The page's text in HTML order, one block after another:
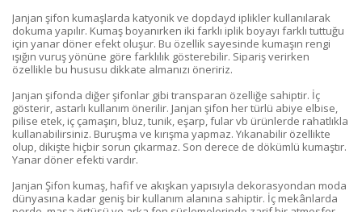
Janjan şifon kumaşlarda katyonik ve dopdayd iplikler kullanılarak
dokuma yapılır. Kumaş boyanırken iki farklı iplik boyayı farklı tuttuğu
için yanar döner efekt oluşur. Bu özellik sayesinde kumaşın rengi
ışığın vuruş yönüne göre farklılık gösterebilir. Sipariş verirken
özellikle bu hususu dikkate almanızı öneririz.
Janjan şifonda diğer şifonlar gibi transparan özelliğe sahiptir. İç
gösterir, astarlı kullanım önerilir. Janjan şifon her türlü abiye elbise,
pilise etek, iç çamaşırı, bluz, tunik, eşarp, fular vb ürünlerde rahatlıkla
kullanabilirsiniz. Buruşma ve kırışma yapmaz. Yıkanabilir özellikte
olup, dikişte hiçbir sorun çıkarmaz. Son derece de dökümlü kumaştır.
Yanar döner efekti vardır.
Janjan Şifon kumaş, hafif ve akışkan yapısıyla dekorasyondan moda
dünyasına kadar geniş bir kullanım alanına sahiptir. İç mekânlarda